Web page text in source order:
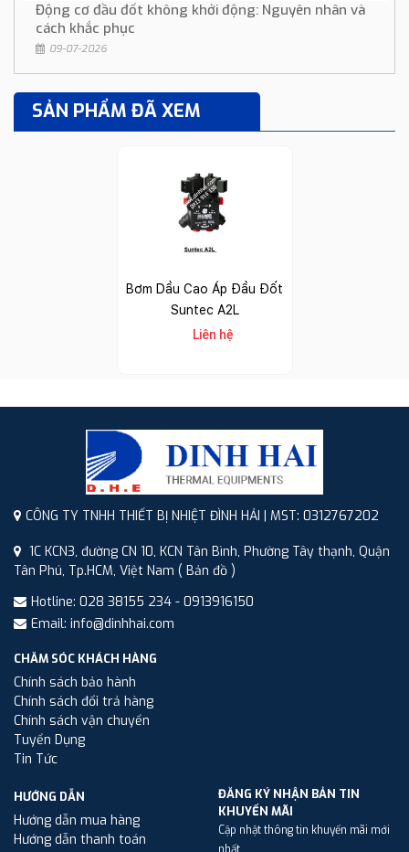
Động cơ đầu đốt không khởi động: Nguyên nhân và
cách khắc phục
09-07-2026
SẢN PHẨM ĐÃ XEM
Bơm Dầu Cao Áp Đầu Đốt
Suntec A2L
Liên hệ
CÔNG TY TNHH THIẾT BỊ NHIỆT ĐÌNH HẢI | MST: 0312767202
1C KCN3, đường CN 10, KCN Tân Bình, Phường Tây thạnh, Quận
Tân Phú, Tp.HCM, Việt Nam ( Bản đồ )
Hotline: 028 38155 234 - 0913916150
Email: info@dinhhai.com
CHĂM SÓC KHÁCH HÀNG
Chính sách bảo hành
Chính sách đổi trả hàng
Chính sách vận chuyển
Tuyển Dụng
Tin Tức
HƯỚNG DẪN
Hướng dẫn mua hàng
Hướng dẫn thanh toán
ĐĂNG KÝ NHẬN BẢN TIN
KHUYẾN MÃI
Cập nhật thông tin khuyến mãi mới